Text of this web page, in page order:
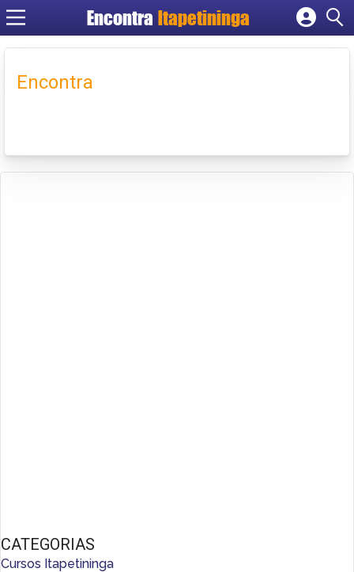
Encontra Itapetininga
Cadastrar empresa
Encontra
CATEGORIAS
Cursos Itapetininga